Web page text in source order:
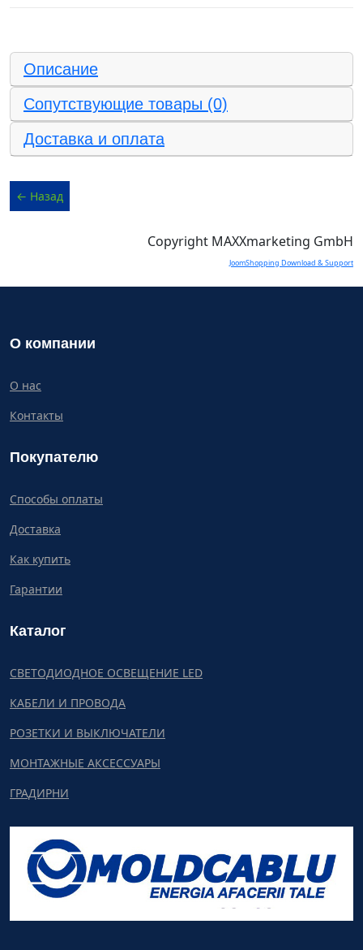
Описание
Сопутствующие товары (0)
Доставка и оплата
Copyright MAXXmarketing GmbH
JoomShopping Download & Support
О компании
О нас
Контакты
Покупателю
Способы оплаты
Доставка
Как купить
Гарантии
Каталог
СВЕТОДИОДНОЕ ОСВЕЩЕНИЕ LED
КАБЕЛИ И ПРОВОДА
РОЗЕТКИ И ВЫКЛЮЧАТЕЛИ
МОНТАЖНЫЕ АКСЕССУАРЫ
ГРАДИРНИ